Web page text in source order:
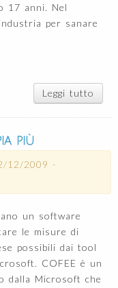
17 anni. Nel
per sanare
Leggi tutto
un
da
più
12/2009 -
un software
le misure di
possibili dai tool
COFEE è un
dalla Microsoft che